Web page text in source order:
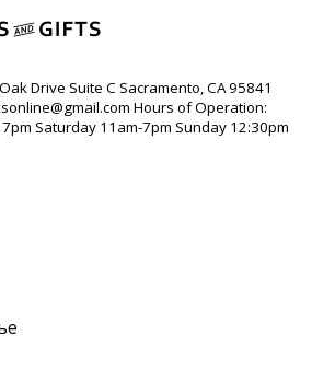
Drive Suite C Sacramento, CA 95841
Hours of Operation:
Saturday 11am-7pm Sunday 12:30pm